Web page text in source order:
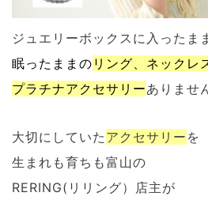
ジュエリーボックスに入ったま
眠ったままの リング、ネックレ
プラチナアクセサリーありませ
大切にしていた アクセサリー を
生まれも育ちも富山の
RERING(リリング）店主が